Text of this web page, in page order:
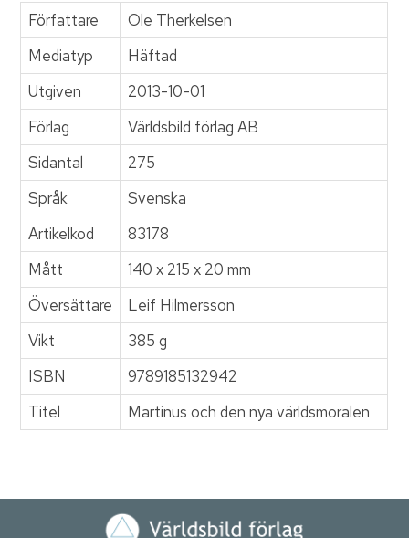
Författare
Ole Therkelsen
Mediatyp
Häftad
Utgiven
2013-10-01
Förlag
Världsbild förlag AB
Sidantal
275
Språk
Svenska
Artikelkod
83178
Mått
140 x 215 x 20 mm
Översättare
Leif Hilmersson
Vikt
385 g
ISBN
9789185132942
Titel
Martinus och den nya världsmoralen